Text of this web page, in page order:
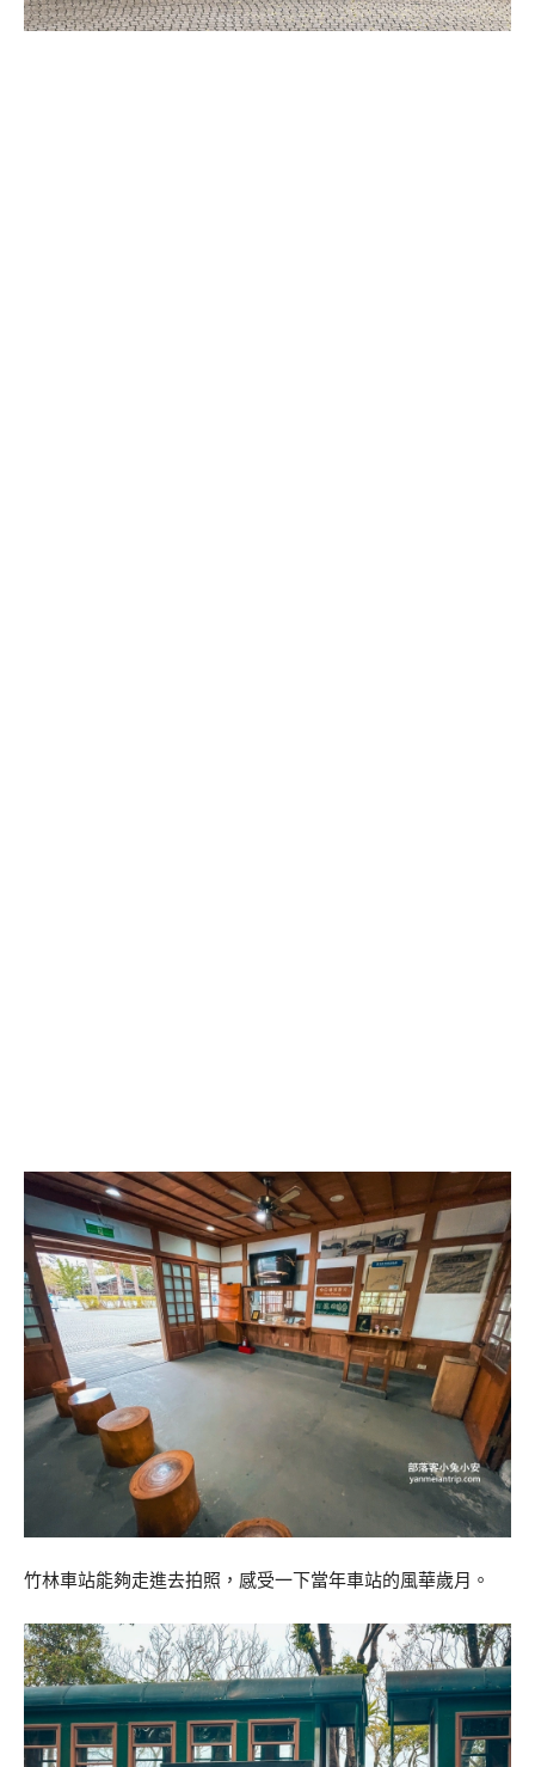
竹林車站能夠走進去拍照，感受一下當年車站的風華歲月。